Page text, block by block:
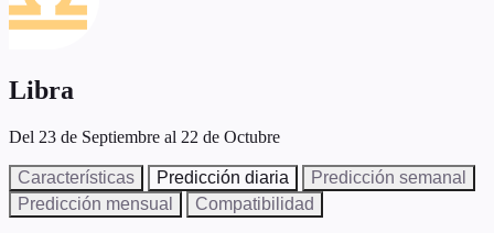
Libra
Del 23 de Septiembre al 22 de Octubre
Características Predicción diaria
Predicción semanal
Predicción mensual
Compatibilidad